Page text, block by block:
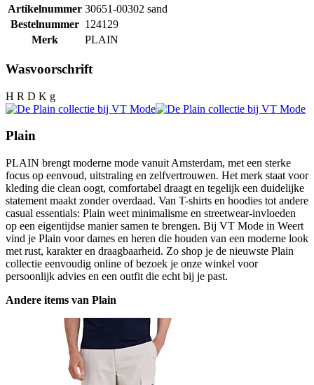
Artikelnummer 30651-00302 sand
Bestelnummer 124129
Merk
PLAIN
Wasvoorschrift
H R D K g
Plain
PLAIN brengt moderne mode vanuit Amsterdam, met een sterke
focus op eenvoud, uitstraling en zelfvertrouwen. Het merk staat voor
kleding die clean oogt, comfortabel draagt en tegelijk een duidelijke
statement maakt zonder overdaad. Van T-shirts en hoodies tot andere
casual essentials: Plain weet minimalisme en streetwear-invloeden
op een eigentijdse manier samen te brengen. Bij VT Mode in Weert
vind je Plain voor dames en heren die houden van een moderne look
met rust, karakter en draagbaarheid. Zo shop je de nieuwste Plain
collectie eenvoudig online of bezoek je onze winkel voor
persoonlijk advies en een outfit die echt bij je past.
Andere items van Plain